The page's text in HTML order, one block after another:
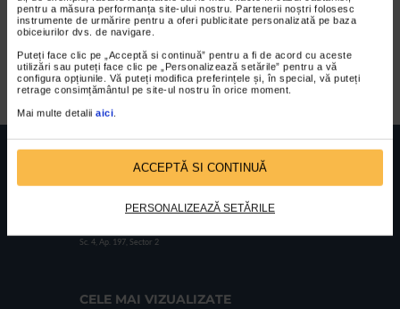
pentru a măsura performanța site-ului nostru. Partenerii noștri folosesc
instrumente de urmărire pentru a oferi publicitate personalizată pe baza
obiceiurilor dvs. de navigare.
Puteți face clic pe „Acceptă si continuă” pentru a fi de acord cu aceste
utilizări sau puteți face clic pe „Personalizează setările” pentru a vă
configura opțiunile. Vă puteți modifica preferințele și, în special, vă puteți
retrage consimțământul pe site-ul nostru în orice moment.
Mai multe detalii aici
ACCEPTĂ SI CONTINUĂ
PERSONALIZEAZĂ SETĂRILE
“József Klein – Școala de la
Baia Mare” și “Thomas
Ruff – Covoare Zburătoare”
FUNDATIA FILDAS ARTNr inreg registrul special: 4 PJ/ 29.01.2013
Sc. 4, Ap. 197, Sector 2
CELE MAI VIZUALIZATE